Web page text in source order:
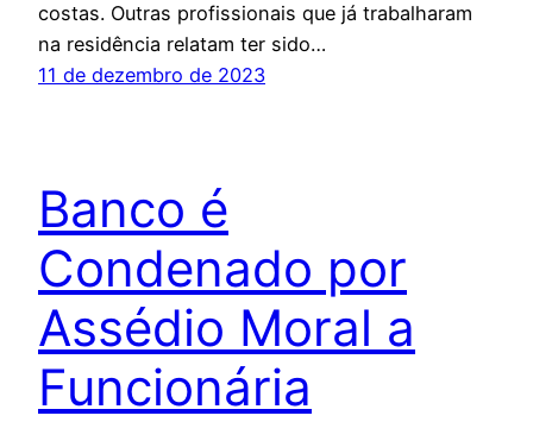
costas. Outras profissionais que já trabalharam
na residência relatam ter sido…
11 de dezembro de 2023
Banco é
Condenado por
Assédio Moral a
Funcionária